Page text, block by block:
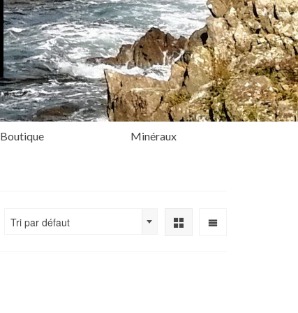
Boutique Minéraux
Tri par défaut